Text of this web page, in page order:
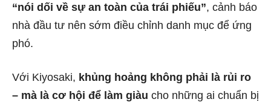
“nói dối về sự an toàn của trái phiếu”, cảnh báo
nhà đầu tư nên sớm điều chỉnh danh mục để ứng
phó.
Với Kiyosaki, khủng hoảng không phải là rủi ro
– mà là cơ hội để làm giàu cho những ai chuẩn bị